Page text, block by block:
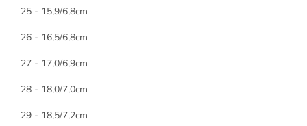
25 - 15,9/6,8cm
26 - 16,5/6,8cm
27 - 17,0/6,9cm
28 - 18,0/7,0cm
29 - 18,5/7,2cm